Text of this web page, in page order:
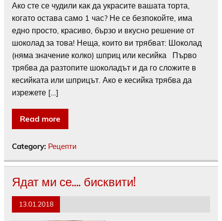
Ако сте се чудили как да украсите вашата торта,
когато остава само 1 час? Не се безпокойте, има
едно просто, красиво, бързо и вкусно решение от
шоколад за това! Неща, които ви трябват: Шоколад
(няма значение колко) шприц или кесийка Първо
трябва да разтопите шоколадът и да го сложите в
кесийката или шприцът. Ако е кесийка трябва да
изрежете […]
Read more
Category: Рецепти
Ядат ми се…. бисквити!
13.01.2018